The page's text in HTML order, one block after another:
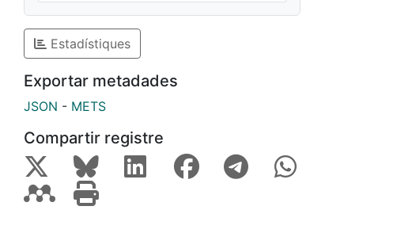
Estadístiques
Exportar metadades
JSON - METS
Compartir registre